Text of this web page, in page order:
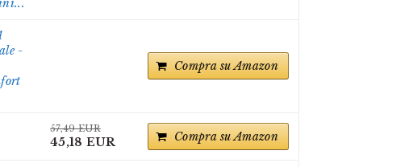
-
Compra su Amazon
57,49 EUR
45,18 EUR Compra su Amazon